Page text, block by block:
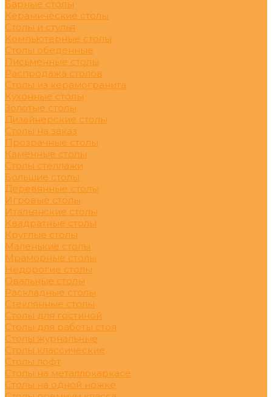
Барные столы
Керамические столы
Столы и стулья
Компьютерные столы
Столы обеденные
Письменные столы
Распродажа столов
Столы из керамогранита
Кухонные столы
Золотые столы
Дизайнерские столы
Столы на заказ
Прозрачные столы
Каменные столы
Столы стеллажи
Большие столы
Деревянные столы
Игровые столы
Итальянские столы
Квадратные столы
Круглые столы
Маленькие столы
Мраморные столы
Недорогие столы
Овальные столы
Раскладные столы
Стеклянные столы
Столы для гостиной
Столы для работы стоя
Столы журнальные
Столы классические
Столы лофт
Столы на металлокаркасе
Столы на одной ножке